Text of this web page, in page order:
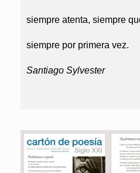
siempre atenta, siempre
siempre por primera vez.
Santiago Sylvester